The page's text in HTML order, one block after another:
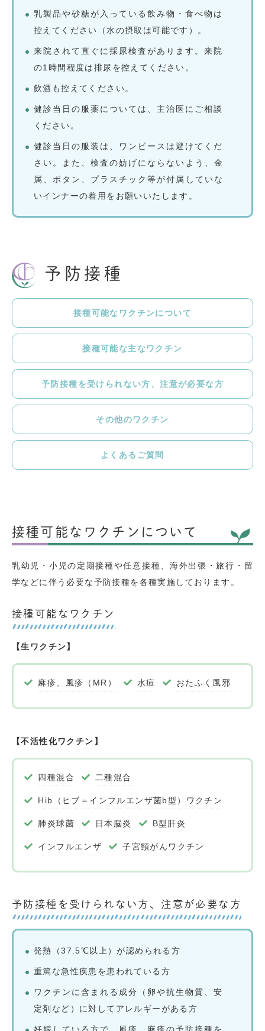
乳製品や砂糖が入っている飲み物・食べ物は
控えてください（水の摂取は可能です）。
来院されて直ぐに採尿検査があります。来院
の1時間程度は排尿を控えてください。
飲酒も控えてください。
健診当日の服薬については、主治医にご相談
ください。
健診当日の服装は、ワンピースは避けてくだ
さい。また、検査の妨げにならないよう、金
属、ボタン、プラスチック等が付属していな
いインナーの着用をお願いいたします。
予防接種
接種可能なワクチンについて
接種可能な主なワクチン
予防接種を受けられない方、注意が必要な方
その他のワクチン
よくあるご質問
接種可能なワクチンについて
乳幼児・小児の定期接種や任意接種、海外出張・旅行・留
学などに伴う必要な予防接種を各種実施しております。
接種可能なワクチン
【生ワクチン】
麻疹、風疹（MR） 水痘 おたふく風邪
【不活性化ワクチン】
四種混合 二種混合
Hib（ヒブ＝インフルエンザ菌b型）ワクチン
肺炎球菌 日本脳炎 B型肝炎
インフルエンザ 子宮頸がんワクチン
予防接種を受けられない方、注意が必要な方
発熱（37.5℃以上）が認められる方
重篤な急性疾患を患われている方
ワクチンに含まれる成分（卵や抗生物質、安
定剤など）に対してアレルギーがある方